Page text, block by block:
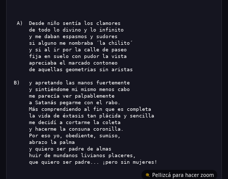
A)  Desde niño sentía los clamores
de todo lo divino y lo infinito
y me daban espasmos y sudores
si alguno me nombraba ´la chilito´
y si al ir por la calle de paseo
fija en suelo con pudor la vista
apreciaba el marcado contoneo
de aquellas geometrias sin aristas
B)   y apretando las manos fuertemente
y sintiéndome mi mismo menos cabo
me parecía ver palpablemente
a Satanás pegarme con el rabo.
Más comprendiendo al fin que es completa
la vida de éxtasis tan plácida y sencilla
me decidí a cortarme la coleta
y hacerme la consuna coronilla.
Por eso yo, obediente, sumiso,
abrazo la palma
y quiero ser padre de almas
huir de mundanos livianos placeres,
que quiero ser padre... ¡pero sin mujeres!
Pellizcá para hacer zoom